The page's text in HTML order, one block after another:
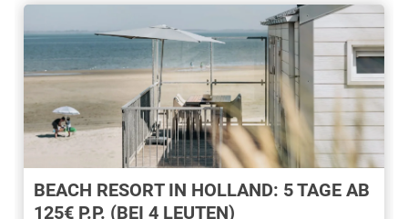
BEACH RESORT IN HOLLAND: 5 TAGE AB
125€ P.P. (BEI 4 LEUTEN)